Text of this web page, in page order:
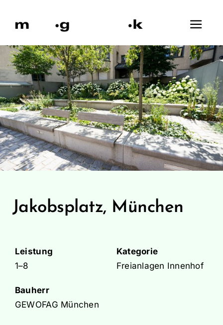
Inhalt
Jakobsplatz, München
Leistung
1–8
Bauherr
GEWOFAG München
Kategorie
Freianlagen Innenhof